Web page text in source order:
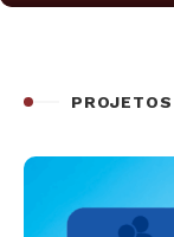
PROJETOS